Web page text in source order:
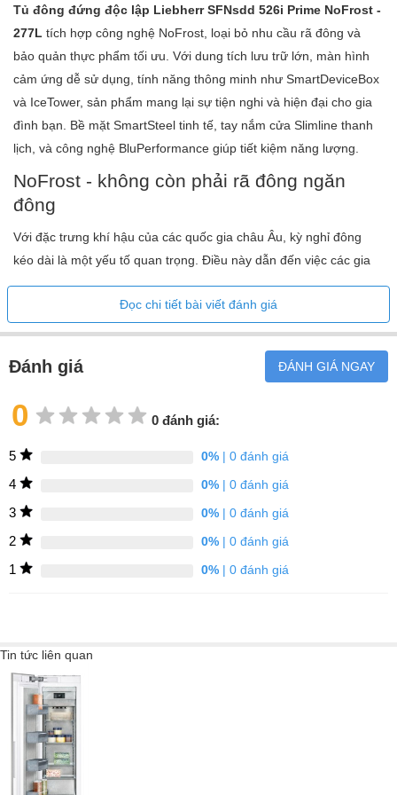
sâu
185,5 /
Kích thước bên ngoài: chiều cao/chiều rộng/chiều
sâu (có bao bì)
1.927,0 /
/ 767,0mm
Trọng lượng (không có bao bì) 78,4kg ​
Tủ đông đứng độc lập Liebherr SFNsdd 526i Prime NoFrost -
277L tích hợp công nghệ NoFrost, loại bỏ nhu cầu rã đông và
bảo quản thực phẩm tối ưu. Với dung tích lưu trữ lớn, màn hình
cảm ứng dễ sử dụng, tính năng thông minh như SmartDeviceBox
và IceTower, sản phẩm mang lại sự tiện nghi và hiện đại cho gia
đình bạn. Bề mặt SmartSteel tinh tế, tay nắm cửa Slimline thanh
lịch, và công nghệ BluPerformance giúp tiết kiệm năng lượng.
NoFrost - không còn phải rã đông ngăn
đông
Với đặc trưng khí hậu của các quốc gia châu Âu, kỳ nghỉ đông
kéo dài là một yếu tố quan trọng. Điều này dẫn đến việc các gia
đình thường sử dụng tủ lạnh hoặc tủ đông để dự trữ thực phẩm
trong thời gian dài. Tuy nhiên, công nghệ cũ khiến thực phẩm
trong ngăn đông thường bị bao phủ bởi lớp tuyết dày, gây khó
Công nghệ No Frost ra đời như một giải pháp vượt trội, giúp giữ
thực phẩm tươi lâu hơn và tăng hiệu quả sử dụng năng lượng
của thiết bị. Công nghệ này hoạt động bằng cách loại bỏ độ ẩm,
làm cho không khí bên trong tủ đông khô hơn và ngăn ngừa sự
hình thành sương giá trên thành tủ hoặc trên thực phẩm. Kết quả
Đọc chi tiết bài viết đánh giá
Đánh giá ĐÁNH GIÁ NGAY
0 0 đánh giá:
5 0%| 0 đánh giá
4 0%| 0 đánh giá
3 0%| 0 đánh giá
2 0%| 0 đánh giá
1 0%| 0 đánh giá
Tin tức liên quan